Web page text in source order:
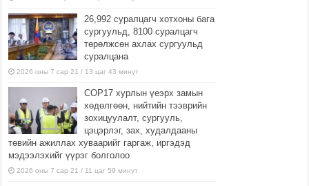
26,992 суралцагч хотхоны бага
сургуульд, 8100 суралцагч
төрөлжсөн ахлах сургуульд
суралцана
2026 оны 7 сар 21 / 13 цаг 43 минут
COP17 хурлын үеэрх замын
хөдөлгөөн, нийтийн тээврийн
зохицуулалт, сургууль,
цэцэрлэг, зах, худалдааны
төвийн ажиллах хуваарийг гаргаж, иргэдэд
мэдээлэхийг үүрэг болголоо
2026 оны 7 сар 21 / 11 цаг 59 минут